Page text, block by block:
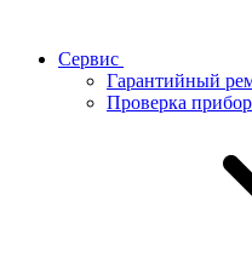
Сервис
Гарантийный
Проверка